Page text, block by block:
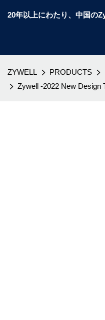
20年以上にわたり、中国の
ZYWELL PRODUCTS
Zywell -2022 New Design